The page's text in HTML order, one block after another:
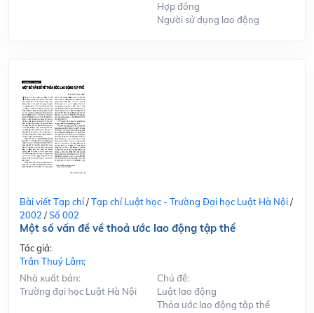
Hợp đồng
Người sử dụng lao động
Bài viết Tạp chí/Tạp chí Luật học - Trường Đại học Luật Hà Nội/
2002 /Số 002
Một số vấn đề về thoả ước lao động tập thể
Tác giả:
Trần Thuý Lâm;
Nhà xuất bản:
Trường đại học Luật Hà Nội
Chủ đề:
Luật lao động
Thỏa ước lao động tập thể